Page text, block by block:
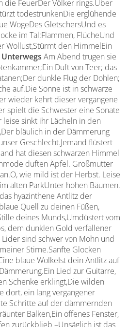
die FeuerDer Völker rings.Über
todestrunkenDie erglühende
WogeDes GletschersUnd es
im Tal:Flammen, FlücheUnd
Wollust,Stürmt den HimmelEin
Unterwegs Am Abend trugen sie
Duft von Teer; das
dunkle Flug der Dohlen;
auf.Die Sonne ist in schwarze
wieder kehrt dieser vergangene
spielt die Schwester eine Sonate
leise sinkt ihr Lächeln in den
bläulich in der Dämmerung
Geschlecht.Jemand flüstert
hat diesen schwarzen Himmel
duften Äpfel. Großmutter
wie mild ist der Herbst. Leise
alten ParkUnter hohen Bäumen.
hyazinthene Antlitz der
Quell zu deinen Füßen,
deines Munds,Umdüstert vom
dem dunklen Gold verfallener
sind schwer von Mohn und
Stirne.Sanfte Glocken
blaue WolkeIst dein Antlitz auf
Lied zur Guitarre,
Schenke erklingt,Die wilden
dort, ein lang vergangener
Schritte auf der dämmernden
Balken,Ein offenes Fenster,
zurückblieb –Unsäglich ist das